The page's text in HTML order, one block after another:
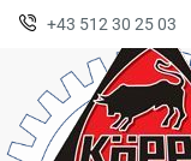
+43 512 30 25 03